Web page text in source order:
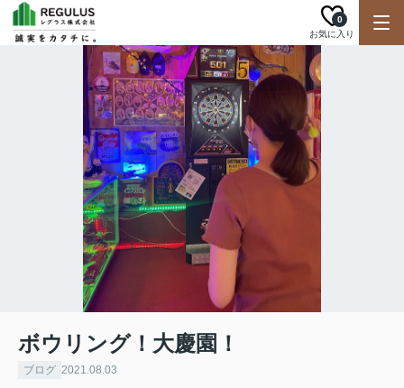
お気に入り
0
ボウリング！大慶園！
ブログ 2021.08.03